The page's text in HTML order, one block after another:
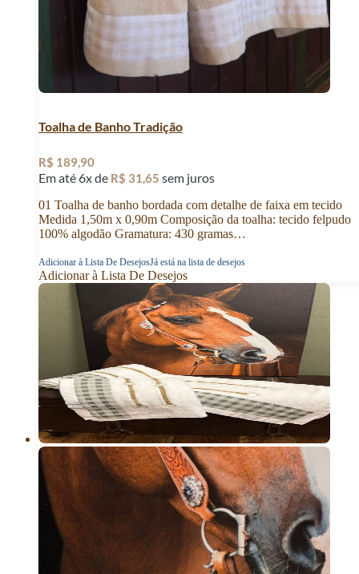
Toalha de Banho Tradição
R$ 189,90
Em até 6x de R$ 31,65 sem juros
01 Toalha de banho bordada com detalhe de faixa em tecido
Medida 1,50m x 0,90m Composição da toalha: tecido felpudo
100% algodão Gramatura: 430 gramas…
Adicionar à Lista De DesejosJá está na lista de desejos
Adicionar à Lista De Desejos